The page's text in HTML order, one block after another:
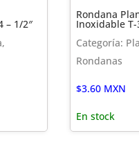
– 1/2″
Rondana
Inoxidable T-
Categoría:
Rondanas
$3.60 MXN
En stock